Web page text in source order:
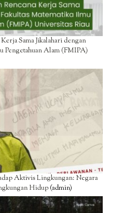
Sama Jikalahari dengan
Pengetahuan Alam (FMIPA)
Aktivis Lingkungan: Negara
Hidup(admin)